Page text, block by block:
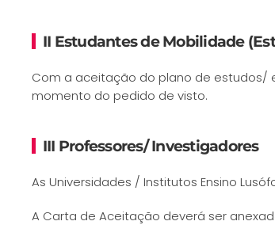
II Estudantes de Mobilidade
Com a aceitação do plano de estudos/
momento do pedido de visto.
III Professores/ Investigadores
As Universidades / Institutos Ensino
A Carta de Aceitação deverá ser